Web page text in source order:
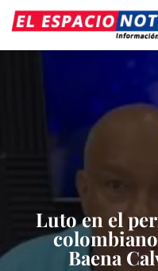
Luto en el
Baena